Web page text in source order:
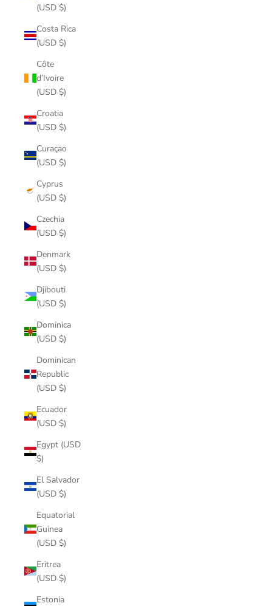
(USD $)
Costa Rica
(USD $)
Côte
d’Ivoire
(USD $)
Croatia
(USD $)
Curaçao
(USD $)
Cyprus
(USD $)
Czechia
(USD $)
Denmark
(USD $)
Djibouti
(USD $)
Dominica
(USD $)
Dominican
Republic
(USD $)
Ecuador
(USD $)
Egypt (USD
$)
El Salvador
(USD $)
Equatorial
Guinea
(USD $)
Eritrea
(USD $)
Estonia